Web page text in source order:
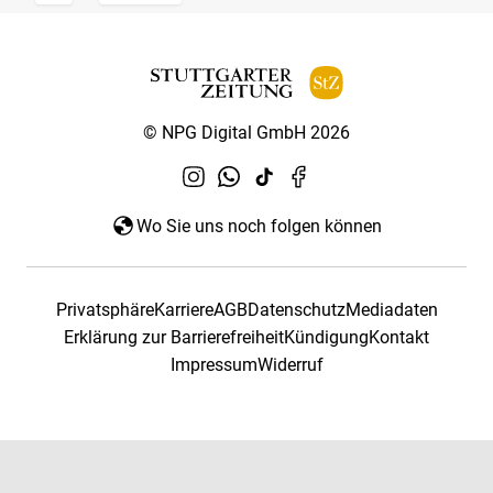
© NPG Digital GmbH 2026
Wo Sie uns noch folgen können
PrivatsphäreKarriereAGBDatenschutzMediadaten
Erklärung zur BarrierefreiheitKündigungKontakt
ImpressumWiderruf